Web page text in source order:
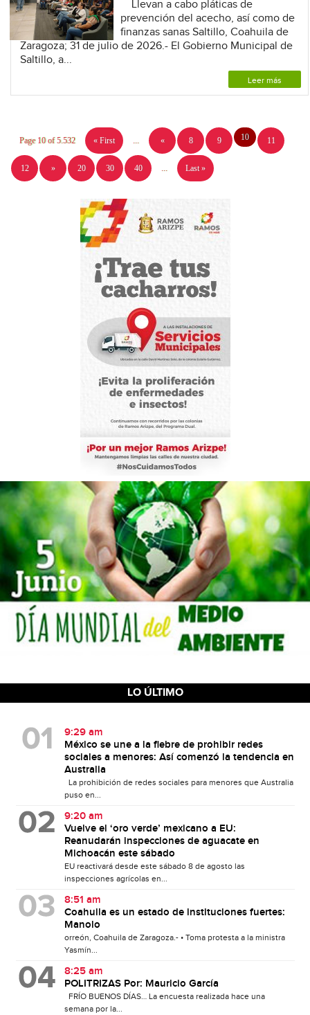
Llevan a cabo pláticas de
prevención del acecho, así como de
finanzas sanas Saltillo, Coahuila de
Zaragoza; 31 de julio de 2026.- El Gobierno Municipal de
Saltillo, a...
Leer más
Page 10 of 5.532 « First « 8 9 10 11
12 » 20 30 40 Last »
LO ÚLTIMO
9:29 am
México se une a la fiebre de prohibir redes
sociales a menores: Así comenzó la tendencia en
Australia
La prohibición de redes sociales para menores que Australia
puso en...
9:20 am
Vuelve el ‘oro verde’ mexicano a EU:
Reanudarán inspecciones de aguacate en
Michoacán este sábado
EU reactivará desde este sábado 8 de agosto las
inspecciones agrícolas en...
8:51 am
Coahuila es un estado de instituciones fuertes:
Manolo
orreón, Coahuila de Zaragoza.- • Toma protesta a la ministra
Yasmín...
8:25 am
POLITRIZAS Por: Mauricio García
FRÍO BUENOS DÍAS… La encuesta realizada hace una
semana por la...